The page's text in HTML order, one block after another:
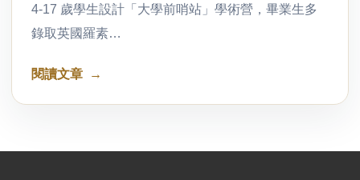
4-17 歲學生設計「大學前哨站」學術營，畢業生多
錄取英國羅素…
閱讀文章